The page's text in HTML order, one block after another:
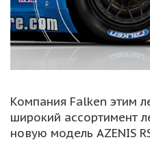
Компания Falken этим
широкий ассортимент
новую модель AZENIS